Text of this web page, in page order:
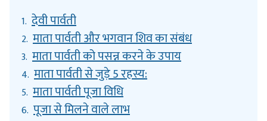
1. देवी पार्वती
2. माता पार्वती और भगवान शिव का संबंध
3. माता पार्वती को पसन्न करने के उपाय
4. माता पार्वती से जुड़े 5 रहस्य:
5. माता पार्वती पूजा विधि
6. पूजा से मिलने वाले लाभ